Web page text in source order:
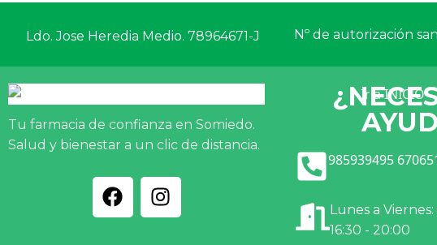
Ldo. Jose Heredia Medio. 78964671-J Nº de autorización
Tu farmacia de confianza en Somiedo.
Salud y bienestar a un clic de distancia.
985939495
Lunes a Viernes:
16:30 - 20:00